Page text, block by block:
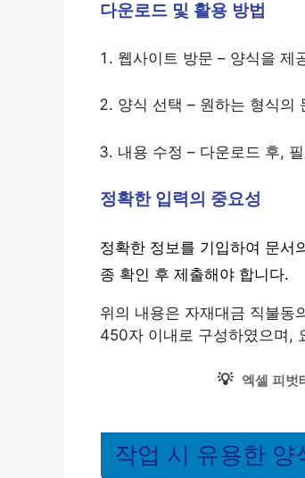
다운로드 및 활용 방법
웹사이트 방문 – 양식을 제
양식 선택 – 원하는 형식의
내용 수정 – 다운로드 후,
정확한 입력의 중요성
정확한 정보를 기입하여 문서
종 확인 후 제출해야 합니다.
위의 내용은 자재대금 직불동
450자 이내로 구성하였으며,
💡 엑셀 피벗
작업 시 유용한 양